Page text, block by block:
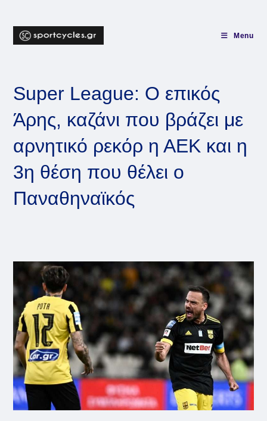
content
Menu
Super League: Ο επικός
Άρης, καζάνι που βράζει με
αρνητικό ρεκόρ η ΑΕΚ και η
3η θέση που θέλει ο
Παναθηναϊκός